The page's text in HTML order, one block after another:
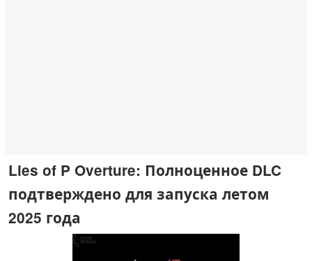
Lies of P Overture: Полноценное DLC
подтверждено для запуска летом
2025 года